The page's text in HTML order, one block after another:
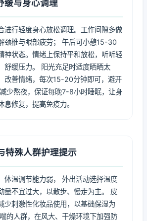
缓与身心调理
进行轻度身心放松调理。工作间隙多做
颈椎与眼部疲劳； 午后可小憩15-30
神状态。情绪上保持平和放松，听听轻
舒缓压力。 阳光充足时适度晒晒太
改善情绪，每次15-20分钟即可，避开
少熬夜，保证每晚7-8小时睡眠，让身
息修复，提高免疫力。
特殊人群护理提示
体温调节能力弱， 外出活动选择温度
量不宜过大，以散步、慢走为主。 皮
少刺激性化妆品使用，以基础保湿为
的人群，在风大、干燥环境下加强防